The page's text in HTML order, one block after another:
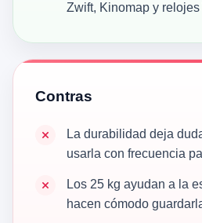
Zwift, Kinomap y relojes
Contras
La durabilidad deja
usarla con frecuencia
Los 25 kg ayudan a la
hacen cómodo